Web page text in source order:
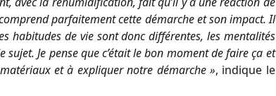
parfaitement cette démarche et son impact. Il
habitudes de vie sont donc différentes, les mentalités
Je pense que c’était le bon moment de faire ça et
et à expliquer notre démarche », indique le